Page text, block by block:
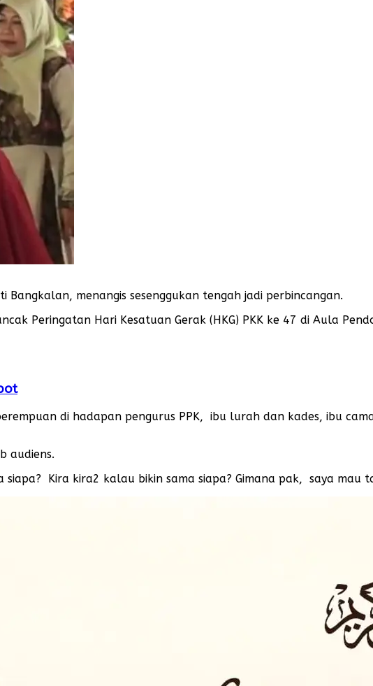
Bangkalan, menangis sesenggukan tengah jadi perbincangan.
Peringatan Hari Kesatuan Gerak (HKG) PKK ke 47 di Aula
di hadapan pengurus PPK, ibu lurah dan kades, ibu
audiens.
siapa? Kira kira2 kalau bikin sama siapa? Gimana pak, saya